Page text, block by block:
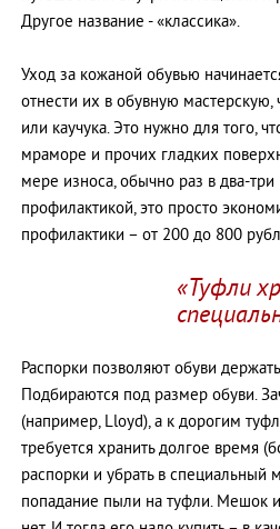
Другое название - «классика».
Уход за кожаной обувью
отнести их в обувную
или каучука. Это нужно для того,
мраморе и прочих гладких
мере износа, обычно раз в два-
профилактикой, это просто
профилактики – от 200 до 800
«Туфли
Распорки позволяют обуви
Подбираются под размер обуви.
(например, Lloyd), а к дорогим
требуется хранить долгое время
распорки и убрать в специальный
попадание пыли на туфли. Мешок